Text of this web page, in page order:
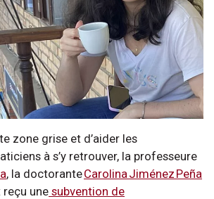
zone grise et d’aider les
à s’y retrouver, la professeure
, la doctoranteCarolina Jiménez Peña
unesubvention de